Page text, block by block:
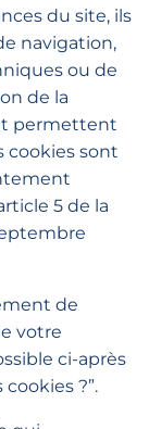
du site, ils
navigation,
ou de
de la
permettent
cookies sont
5 de la
de
votre
ci-après
?”.